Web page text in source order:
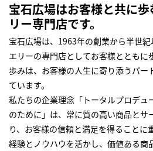
宝石広場はお客様と共に
リー専門店です。
宝石広場は、1963年の創業から半世
エリーの専門店としてお客様とともに
歩みは、お客様の人生に寄り添うパー
ています。
私たちの企業理念「トータルプロデュ
のために」は、常に質の高い商品とサ
り、お客様の信頼と満足を得ることに
経験とノウハウを活かし、価値ある商